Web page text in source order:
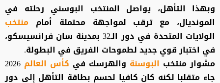
وبهذا التأهل، يواصل المنتخب البوسني رحلته في
المونديال، مع ترقب لمواجهة محتملة أمام منتخب
الولايات المتحدة في دور الـ32 بمدينة سان فرانسيسكو،
في اختبار قوي جديد لطموحات الفريق في البطولة.
مشوار منتخب البوسنة والهرسك في كأس العالم 2026
جاء متقلبا لكنه كان كافيا لحسم بطاقة التأهل إلى دور